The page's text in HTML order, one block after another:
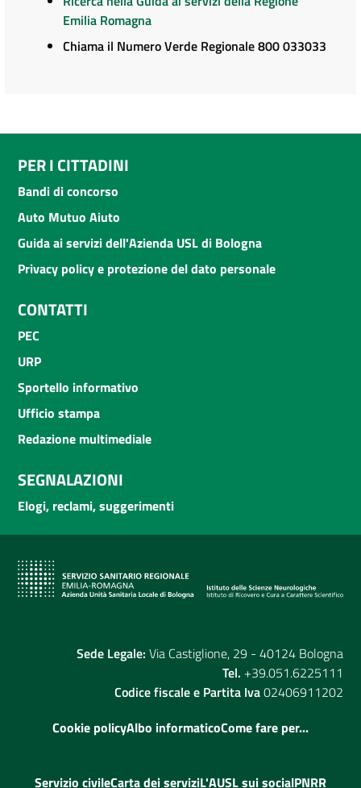
Emilia Romagna
Chiama il Numero Verde Regionale 800 033033
PER I CITTADINI
Bandi di concorso
Auto Mutuo Aiuto
Guida ai servizi dell'Azienda USL di Bologna
Privacy policy e protezione del dato personale
CONTATTI
PEC
URP
Sportello informativo
Ufficio stampa
Redazione multimediale
SEGNALAZIONI
Elogi, reclami, suggerimenti
Sede Legale: Via Castiglione, 29 - 40124 Bologna
Tel. +39.051.6225111
Codice fiscale e Partita Iva02406911202
Cookie policyAlbo informaticoCome fare per...
Servizio civileCarta dei serviziL'AUSL sui socialPNRR